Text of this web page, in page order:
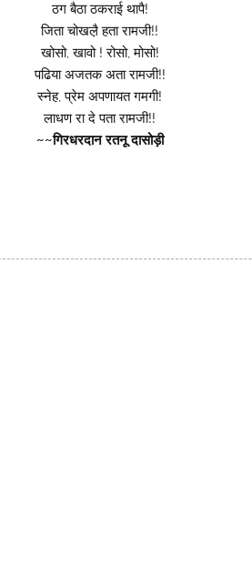
ठग बैठा ठकराई थापै!
जिता चोखल़ै हता रामजी!!
खोसो, खावो ! रोसो, मोसो!
पढिया अजतक अता रामजी!!
स्नेह, प्रेम अपणायत गमगी!
लाधण रा दे पता रामजी!!
~~गिरधरदान रतनू दासोड़ी